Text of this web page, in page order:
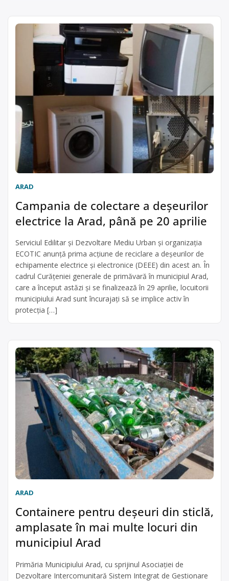
ARAD
Campania de colectare a deșeurilor
electrice la Arad, până pe 20 aprilie
Serviciul Edilitar și Dezvoltare Mediu Urban și organizația
ECOTIC anunță prima acțiune de reciclare a deșeurilor de
echipamente electrice și electronice (DEEE) din acest an. În
cadrul Curățeniei generale de primăvară în municipiul Arad,
care a început astăzi și se finalizează în 29 aprilie, locuitorii
municipiului Arad sunt încurajați să se implice activ în
protecția […]
ARAD
Containere pentru deșeuri din sticlă,
amplasate în mai multe locuri din
municipiul Arad
Primăria Municipiului Arad, cu sprijinul Asociației de
Dezvoltare Intercomunitară Sistem Integrat de Gestionare